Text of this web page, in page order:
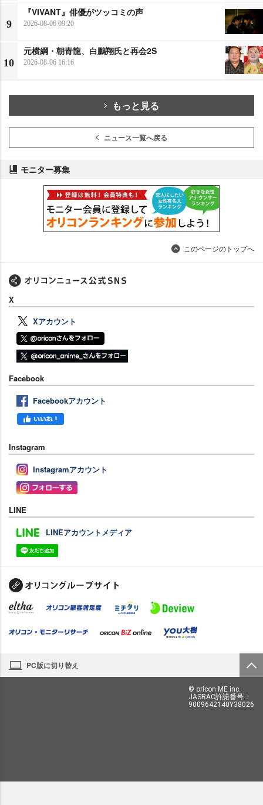
9
『VIVANT』俳優がツッコミの声
2026-08-06 09:20
10
元横綱・朝青龍、白鵬翔氏と再会2S
2026-08-06 16:16
もっと見る
ニュース一覧へ戻る
モニター募集
このページのトップへ
X
Xアカウント
Facebook
Facebookアカウント
Instagram
Instagramアカウント
LINE
LINEアカウントメディア
PC版に切り替え
© oricon ME inc.
JASRAC許諾番号：
9009642140Y38026